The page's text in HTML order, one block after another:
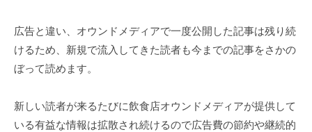
広告と違い、オウンドメディアで一度公開した記事は残り続
けるため、新規で流入してきた読者も今までの記事をさかの
ぼって読めます。
新しい読者が来るたびに飲食店オウンドメディアが提供して
いる有益な情報は拡散され続けるので広告費の節約や継続的